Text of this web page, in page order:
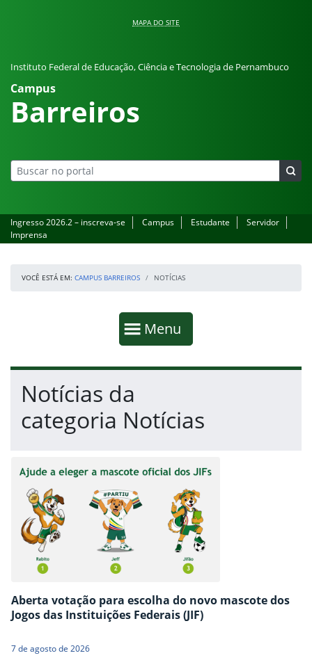
MAPA DO SITE
Instituto Federal de Educação, Ciência e Tecnologia de Pernambuco
Campus
Barreiros
Ingresso 2026.2 – inscreva-se Campus Estudante
Servidor
Imprensa
VOCÊ ESTÁ EM: CAMPUS BARREIROS NOTÍCIAS
Mostrar
Menu
Fim da navegação
Início do conteúdo
Notícias da
categoria Notícias
Aberta votação para escolha do novo mascote dos
Jogos das Instituições Federais (JIF)
7 de agosto de 2026